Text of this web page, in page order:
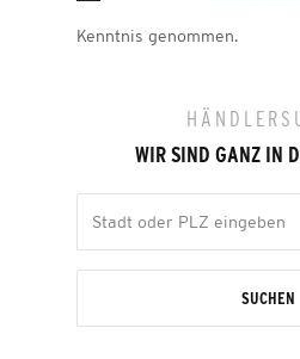
Kenntnis genommen.
WIR SIND GANZ IN
SUCHEN